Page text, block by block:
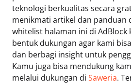
teknologi berkualitas secara
menikmati artikel dan panduan
whitelist halaman ini di AdBlock
bentuk dukungan agar kami
dan berbagi insight untuk
Kamu juga bisa mendukung
melalui dukungan di Saweria.